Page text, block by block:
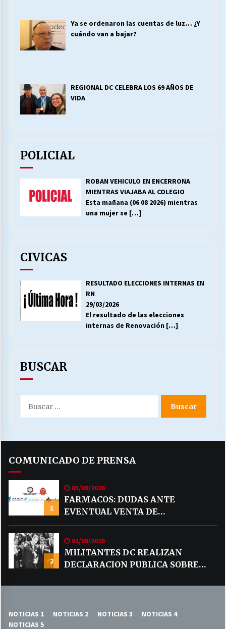
Ya se ordenaron las cuentas de luz… ¿Y
cuándo van a bajar?
REGIONAL DC CELEBRA LOS 69 AÑOS DE
VIDA
POLICIAL
ROBAN VEHICULO EN ENCERRONA
MIENTRAS VIAJABA AL COLEGIO
Esta mañana (06 08 2026) mientras
una mujer se […]
CIVICAS
RESULTADO ELECCIONES INTERNAS EN
RN
29/03/2026
El resultado de las elecciones
internas de Renovación […]
BUSCAR
por:
COMUNICADO DE PRENSA
1
03/08/2026
FARMACOS: DUDAS ANTE
EVENTUAL VENTA DE
MEDICAMENTOS POR MERCADO
LIBRE
2
01/08/2026
MILITANTES DC REALIZAN
DECLARACION PUBLICA SOBRE
NOTICIAS 1 NOTICIAS 2 NOTICIAS 3
NOTICIAS 4
NOTICIAS 5